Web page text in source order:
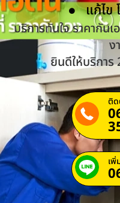
แก้ไข
บริการทันใจ ราคากัน
ง
ยินดีให้บริการ
ติด
เ